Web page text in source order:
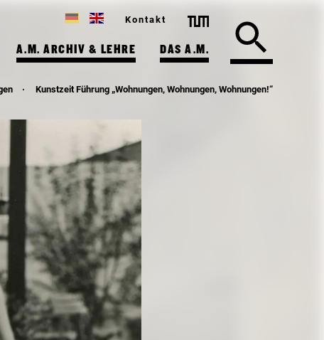
Kontakt
A.M. ARCHIV & LEHRE DAS A.M.
Kunstzeit Führung „Wohnungen, Wohnungen, Wohnungen!“